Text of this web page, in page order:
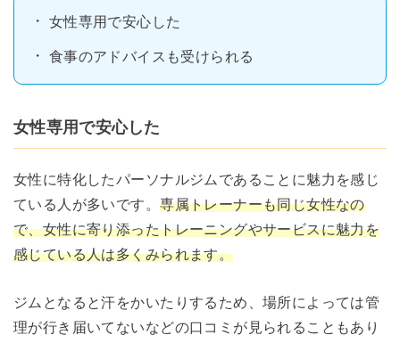
女性専用で安心した
食事のアドバイスも受けられる
女性専用で安心した
女性に特化したパーソナルジムであることに魅力を感じ
ている人が多いです。専属トレーナーも同じ女性なの
で、女性に寄り添ったトレーニングやサービスに魅力を
感じている人は多くみられます。
ジムとなると汗をかいたりするため、場所によっては管
理が行き届いてないなどの口コミが見られることもあり